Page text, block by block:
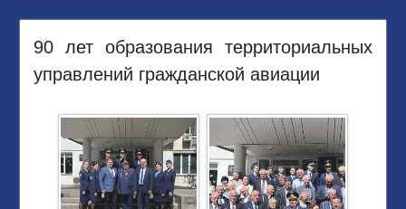
90 лет образования территориальных
управлений гражданской авиации